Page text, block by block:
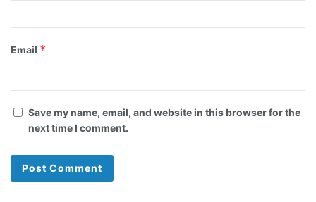
Email *
Save my name, email, and website in this browser for the
next time I comment.